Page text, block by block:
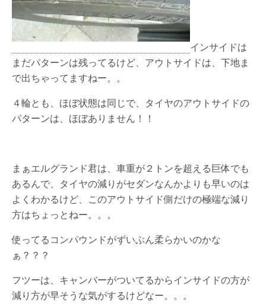
インサイドは
まだパターンは残ってるけど、アウトサイドは、下地ま
で出ちゃってますねー。。
４輪とも、ほぼ状態は同じで、タイヤのアウトサイドの
パターンは、ほぼありません！！
まぁエルグランド君は、車重が２トンを超える巨体でも
あるんで、タイヤの減りがセダンなんかよりも早いのは
よくわかるけど、このアウトサイド側だけの極端な減り
方はちょっとねー。。。
使ってるコンパウンドがずいぶん柔らかいのかな
ぁ？？？
フツーは、キャンバーがついてるからインサイドの方が
減り方が早そうな気がするけどなー。。。